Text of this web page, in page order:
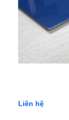
Liên hệ